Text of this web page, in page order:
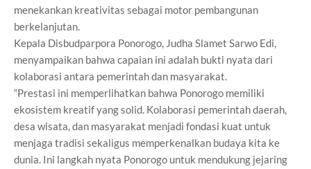
menekankan kreativitas sebagai motor pembangunan
berkelanjutan.
Kepala Disbudparpora Ponorogo, Judha Slamet Sarwo Edi,
menyampaikan bahwa capaian ini adalah bukti nyata dari
kolaborasi antara pemerintah dan masyarakat.
“Prestasi ini memperlihatkan bahwa Ponorogo memiliki
ekosistem kreatif yang solid. Kolaborasi pemerintah daerah,
desa wisata, dan masyarakat menjadi fondasi kuat untuk
menjaga tradisi sekaligus memperkenalkan budaya kita ke
dunia. Ini langkah nyata Ponorogo untuk mendukung jejaring